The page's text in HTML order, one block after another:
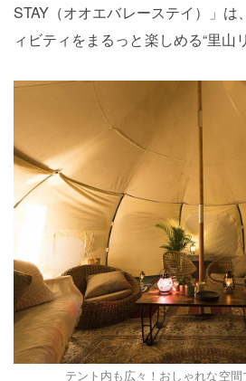
STAY（オオエバレーステイ）」は
ィビティをまるっと楽しめる“里山
テント内も広々！おしゃれな空間